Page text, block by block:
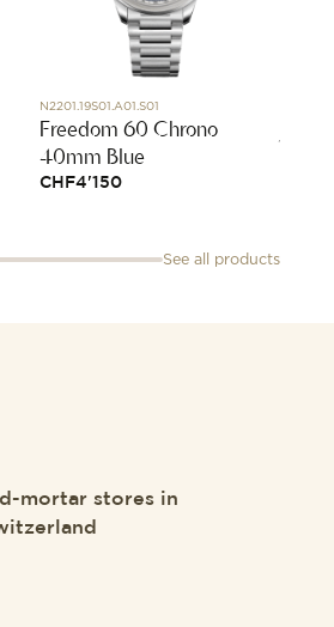
N2201.19S01.A01.S01
Freedom 60 Chrono
40mm Blue
CHF4'150
See all products
mortar stores in